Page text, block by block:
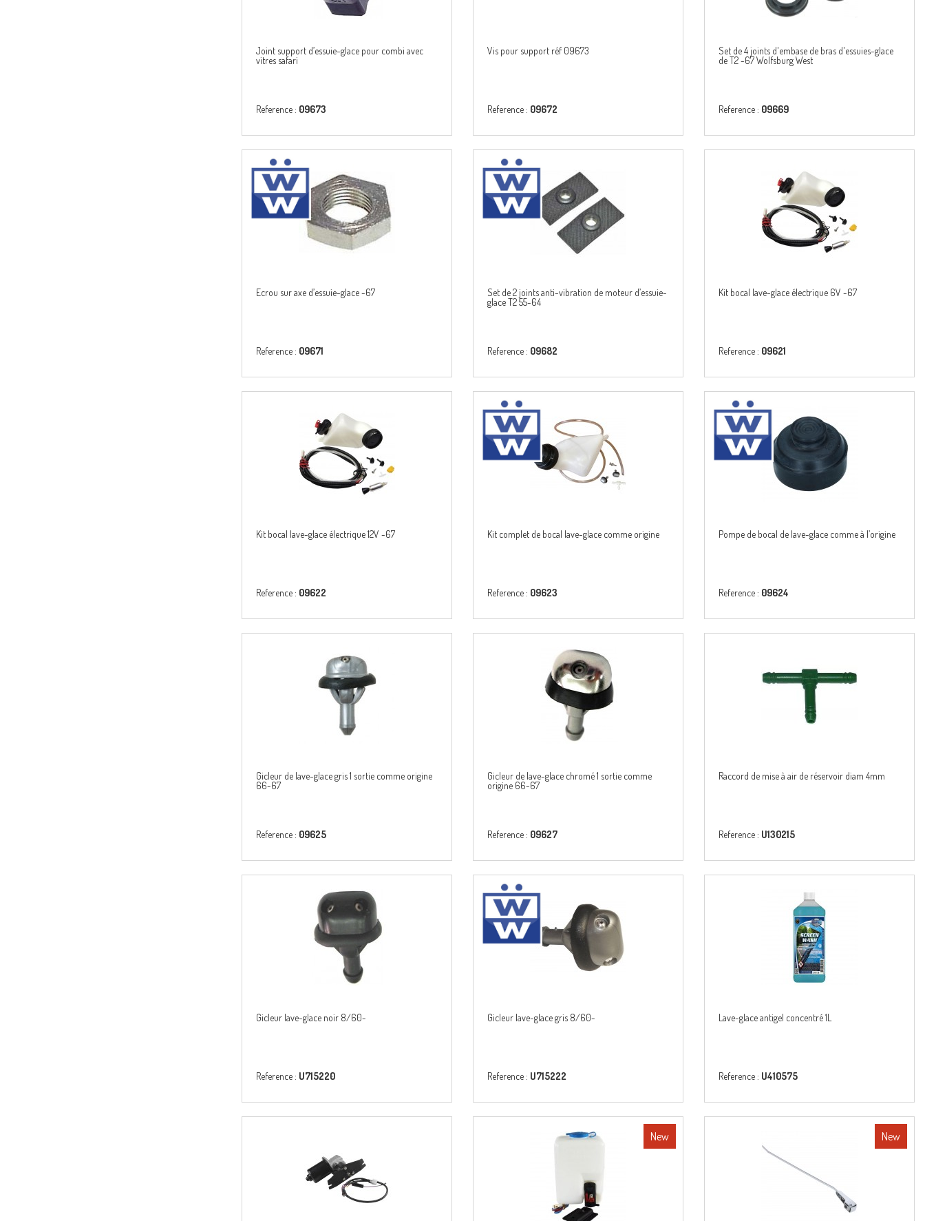
Joint support d’essuie-glace pour combi avec
vitres safari
Reference : 09673
Vis pour support réf 09673
Reference : 09672
Set de 4 joints d'embase de bras d'essuies-glace
de T2 -67 Wolfsburg West
Reference : 09669
Ecrou sur axe d’essuie-glace -67
Reference : 09671
Set de 2 joints anti-vibration de moteur d’essuie-
glace T2 55-64
Reference : 09682
Kit bocal lave-glace électrique 6V -67
Reference : 09621
Kit bocal lave-glace électrique 12V -67
Reference : 09622
Kit complet de bocal lave-glace comme origine
Reference : 09623
Pompe de bocal de lave-glace comme à l’origine
Reference : 09624
Gicleur de lave-glace gris 1 sortie comme origine
66-67
Reference : 09625
Gicleur de lave-glace chromé 1 sortie comme
origine 66-67
Reference : 09627
Raccord de mise à air de réservoir diam 4mm
Reference : U130215
Gicleur lave-glace noir 8/60-
Reference : U715220
Gicleur lave-glace gris 8/60-
Reference : U715222
Lave-glace antigel concentré 1L
Reference : U410575
New New